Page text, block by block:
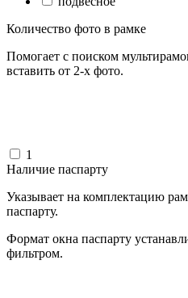
Количество фото в рамке
Помогает с поиском
вставить от 2-х фото.
1
Наличие паспарту
Указывает на комплектацию
паспарту.
Формат окна паспарту
фильтром.